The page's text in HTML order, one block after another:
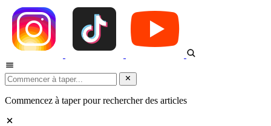
Commencez à taper pour rechercher des articles